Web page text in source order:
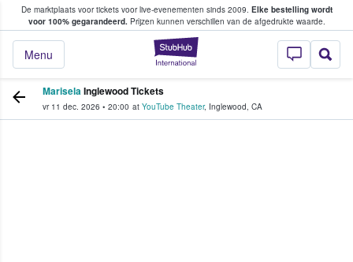
De marktplaats voor tickets voor live-evenementen sinds 2009. Elke bestelling wordt
voor 100% gegarandeerd.Prijzen kunnen verschillen van de afgedrukte waarde.
StubHub: waar
Menu
tickets kopen en verkopen
MariselaInglewood Tickets
vr 11 dec. 2026 • 20:00 at YouTube Theater, Inglewood, CA